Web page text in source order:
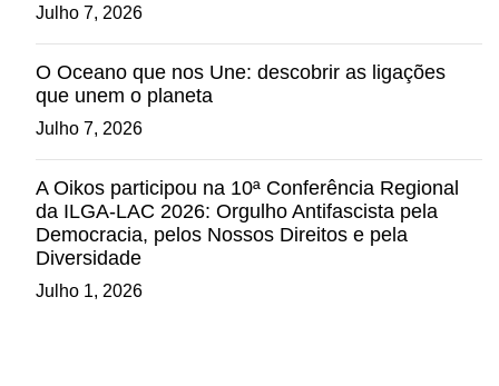
Julho 7, 2026
O Oceano que nos Une: descobrir as ligações
que unem o planeta
Julho 7, 2026
A Oikos participou na 10ª Conferência Regional
da ILGA-LAC 2026: Orgulho Antifascista pela
Democracia, pelos Nossos Direitos e pela
Diversidade
Julho 1, 2026